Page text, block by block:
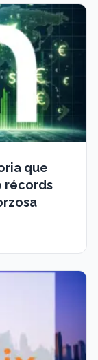
que
récords